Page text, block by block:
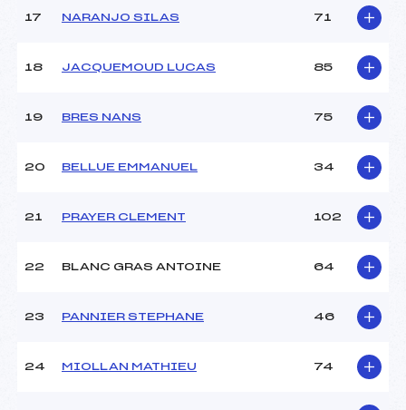
17 NARANJO SILAS 71
18 JACQUEMOUD LUCAS 85
19 BRES NANS 75
20 BELLUE EMMANUEL 34
21 PRAYER CLEMENT 102
22 BLANC GRAS ANTOINE 64
23 PANNIER STEPHANE 46
24 MIOLLAN MATHIEU 74